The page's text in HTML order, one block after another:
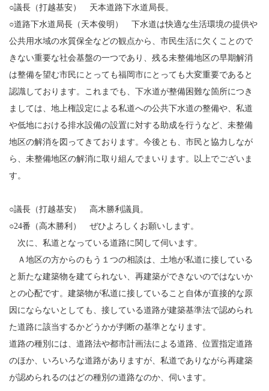
○議長（打越基安） 天本道路下水道局長。
○道路下水道局長（天本俊明） 下水道は快適な生活環境の提供や
公共用水域の水質保全などの観点から、市民生活に欠くことので
きない重要な社会基盤の一つであり、残る未整備地区の早期解消
は整備を望む市民にとっても福岡市にとっても大変重要であると
認識しております。これまでも、下水道が整備困難な箇所につき
ましては、地上権設定による私道への公共下水道の整備や、私道
や低地における排水設備の設置に対する助成を行うなど、未整備
地区の解消を図ってきております。今後とも、市民と協力しなが
ら、未整備地区の解消に取り組んでまいります。以上でございま
す。
○議長（打越基安） 高木勝利議員。
○24番（高木勝利） ぜひよろしくお願いします。
次に、私道となっている道路に関して伺います。
Ａ地区の方からのもう１つの相談は、土地が私道に接している
と新たな建築物を建てられない、再建築ができないのではないか
との心配です。建築物が私道に接していること自体が直接的な原
因にならないとしても、接している道路が建築基準法で認められ
た道路に該当するかどうかが判断の基準となります。
道路の種別には、道路法や都市計画法による道路、位置指定道路
のほか、いろいろな道路がありますが、私道でありながら再建築
が認められるのはどの種別の道路なのか、伺います。